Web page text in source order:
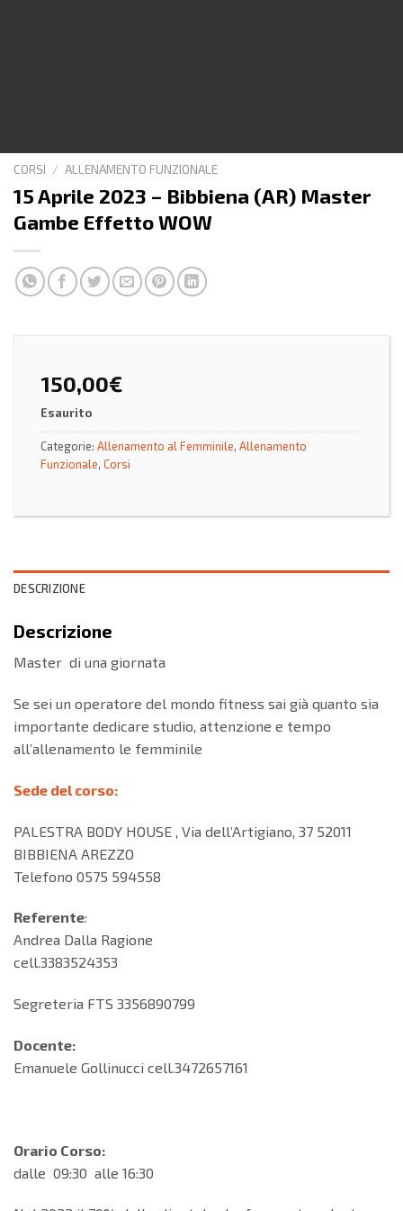
CORSI / ALLENAMENTO FUNZIONALE
15 Aprile 2023 – Bibbiena (AR) Master
Gambe Effetto WOW
150,00€
Esaurito
Categorie: Allenamento al Femminile, Allenamento
Funzionale, Corsi
DESCRIZIONE
Descrizione
Master di una giornata
Se sei un operatore del mondo fitness sai già quanto sia
importante dedicare studio, attenzione e tempo
all’allenamento le femminile
Sede del corso:
PALESTRA BODY HOUSE , Via dell’Artigiano, 37 52011
BIBBIENA AREZZO
Telefono 0575 594558
Referente:
Andrea Dalla Ragione
cell.3383524353
Segreteria FTS 3356890799
Docente:
Emanuele Gollinucci cell.3472657161
Orario Corso:
dalle 09:30 alle 16:30